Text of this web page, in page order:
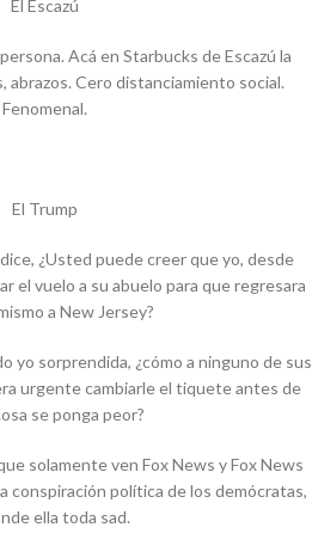
El Escazú
Acá en Starbucks de Escazú la
abrazos. Cero distanciamiento social.
Fenomenal.
El Trump
¿Usted puede creer que yo, desde
el vuelo a su abuelo para que regresara
a New Jersey?
yo sorprendida, ¿cómo a ninguno de sus
urgente cambiarle el tiquete antes de
se ponga peor?
solamente ven Fox News y Fox News
conspiración política de los demócratas,
ella toda sad.